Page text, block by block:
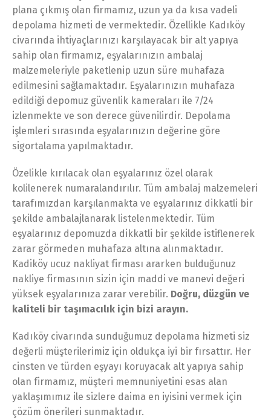
plana çıkmış olan firmamız, uzun ya da kısa vadeli
depolama hizmeti de vermektedir. Özellikle Kadıköy
civarında ihtiyaçlarınızı karşılayacak bir alt yapıya
sahip olan firmamız, eşyalarınızın ambalaj
malzemeleriyle paketlenip uzun süre muhafaza
edilmesini sağlamaktadır. Eşyalarınızın muhafaza
edildiği depomuz güvenlik kameraları ile 7/24
izlenmekte ve son derece güvenilirdir. Depolama
işlemleri sırasında eşyalarınızın değerine göre
sigortalama yapılmaktadır.
Özelikle kırılacak olan eşyalarınız özel olarak
kolilenerek numaralandırılır. Tüm ambalaj malzemeleri
tarafımızdan karşılanmakta ve eşyalarınız dikkatli bir
şekilde ambalajlanarak listelenmektedir. Tüm
eşyalarınız depomuzda dikkatli bir şekilde istiflenerek
zarar görmeden muhafaza altına alınmaktadır.
Kadiköy ucuz nakliyat firması ararken bulduğunuz
nakliye firmasının sizin için maddi ve manevi değeri
yüksek eşyalarınıza zarar verebilir. Doğru, düzgün ve
kaliteli bir taşımacılık için bizi arayın.
Kadıköy civarında sunduğumuz depolama hizmeti siz
değerli müşterilerimiz için oldukça iyi bir fırsattır. Her
cinsten ve türden eşyayı koruyacak alt yapıya sahip
olan firmamız, müşteri memnuniyetini esas alan
yaklaşımımız ile sizlere daima en iyisini vermek için
çözüm önerileri sunmaktadır.